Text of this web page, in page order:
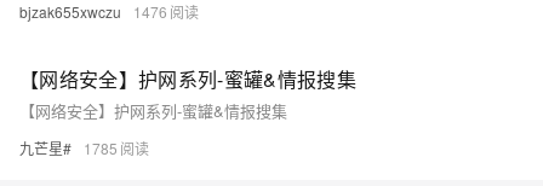
bjzak655xwczu 1476
【网络安全】护网系列-蜜罐&情报搜集
【网络安全】护网系列-蜜罐&情报搜集
九芒星# 1785